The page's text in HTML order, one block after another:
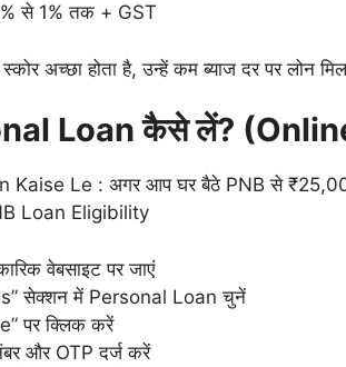
से 1% तक + GST
अच्छा होता है, उन्हें कम ब्याज दर पर लोन
Loan कैसे लें?
Le : अगर आप घर बैठे PNB से ₹25,000
Loan Eligibility
वेबसाइट पर जाएं
सेक्शन में Personal Loan चुनें
पर क्लिक करें
और OTP दर्ज करें